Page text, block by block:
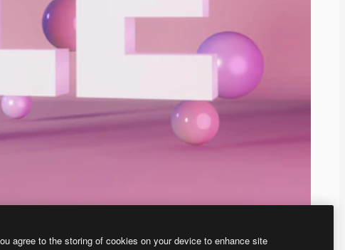
agree to the storing of cookies on your device to enhance site